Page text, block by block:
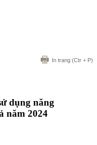
In trang (Ctr + P)
dụng năng
năm 2024